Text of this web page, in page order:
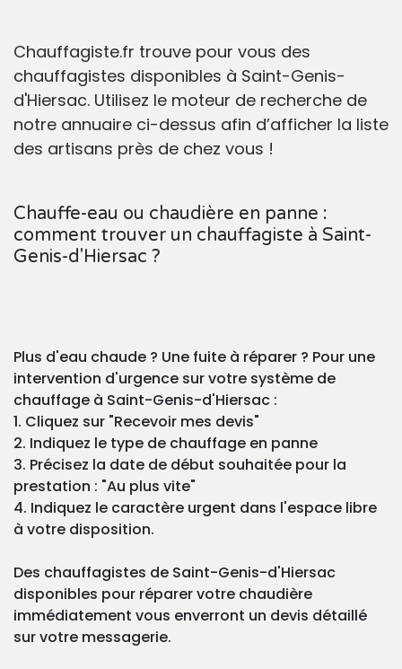
Chauffagiste.fr trouve pour vous des
chauffagistes disponibles à Saint-Genis-
d'Hiersac. Utilisez le moteur de recherche de
notre annuaire ci-dessus afin d’afficher la liste
des artisans près de chez vous !
Chauffe-eau ou chaudière en panne :
comment trouver un chauffagiste à Saint-
Genis-d'Hiersac ?
Plus d'eau chaude ? Une fuite à réparer ? Pour une
intervention d'urgence sur votre système de
chauffage à Saint-Genis-d'Hiersac :
1. Cliquez sur "Recevoir mes devis"
2. Indiquez le type de chauffage en panne
3. Précisez la date de début souhaitée pour la
prestation : "Au plus vite"
4. Indiquez le caractère urgent dans l'espace libre
à votre disposition.
Des chauffagistes de Saint-Genis-d'Hiersac
disponibles pour réparer votre chaudière
immédiatement vous enverront un devis détaillé
sur votre messagerie.